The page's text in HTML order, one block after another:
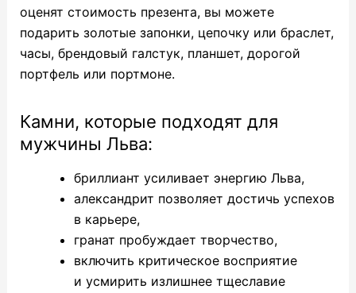
оценят стоимость презента, вы можете
подарить золотые запонки, цепочку или браслет,
часы, брендовый галстук, планшет, дорогой
портфель или портмоне.
Камни, которые подходят для
мужчины Льва:
бриллиант усиливает энергию Льва,
александрит позволяет достичь успехов
в карьере,
гранат пробуждает творчество,
включить критическое восприятие
и усмирить излишнее тщеславие